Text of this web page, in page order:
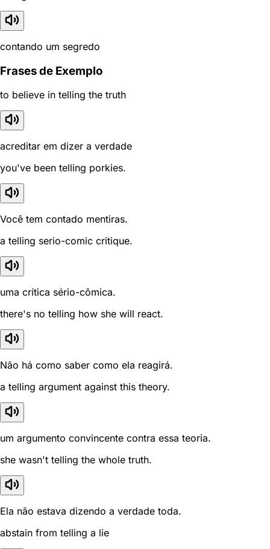
contando um segredo
Frases de Exemplo
to believe in telling the truth
acreditar em dizer a verdade
you've been telling porkies.
Você tem contado mentiras.
a telling serio-comic critique.
uma crítica sério-cômica.
there's no telling how she will react.
Não há como saber como ela reagirá.
a telling argument against this theory.
um argumento convincente contra essa teoria.
she wasn't telling the whole truth.
Ela não estava dizendo a verdade toda.
abstain from telling a lie